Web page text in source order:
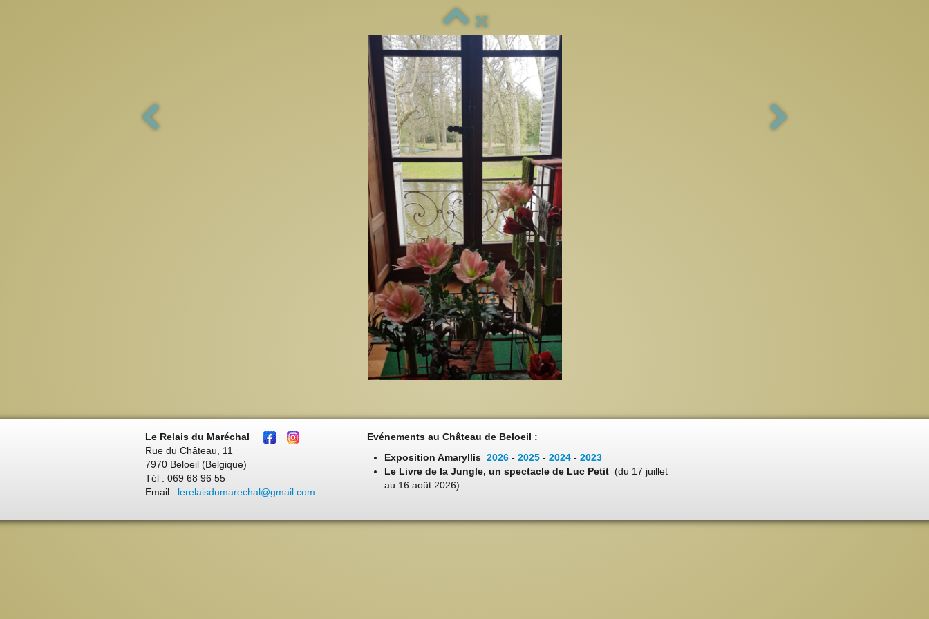
Le Relais du Maréchal
Rue du Château, 11
7970 Beloeil (Belgique)
Tél : 069 68 96 55
Email : lerelaisdumarechal@gmail.com
Evénements au Château de Beloeil :
Exposition Amaryllis 2026 -2025 -2024 -2023
Le Livre de la Jungle, un spectacle de Luc Petit(du 17 juillet
au 16 août 2026)